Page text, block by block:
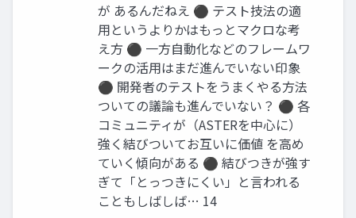
が あるんだねえ ⚫ テスト技法の適
用というよりかはもっとマクロな考
え方 ⚫ 一方自動化などのフレームワ
ークの活用はまだ進んでいない印象
⚫ 開発者のテストをうまくやる方法
ついての議論も進んでいない？ ⚫ 各
コミュニティが（ASTERを中心に）
強く結びついてお互いに価値 を高め
ていく傾向がある ⚫ 結びつきが強す
ぎて「とっつきにくい」と言われる
こともしばしば… 14